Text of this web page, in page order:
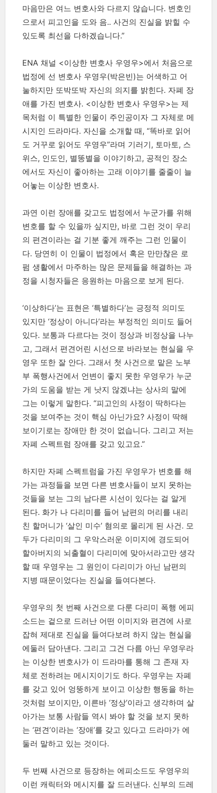
마음만은 여느 변호사와 다르지 않습니다. 변호인
으로서 피고인을 도와 음.. 사건의 진실을 밝힐 수
있도록 최선을 다하겠습니다.”
ENA 채널 <이상한 변호사 우영우>에서 처음으로
법정에 선 변호사 우영우(박은빈)는 어색하고 어
눌하지만 또박또박 자신의 의지를 밝힌다. 자폐 장
애를 가진 변호사. <이상한 변호사 우영우>는 제
목처럼 이 특별한 인물이 주인공이자 그 자체로 메
시지인 드라마다. 자신을 소개할 때, “똑바로 읽어
도 거꾸로 읽어도 우영우”라며 기러기, 토마토, 스
위스, 인도인, 별똥별을 이야기하고, 공적인 장소
에서도 자신이 좋아하는 고래 이야기를 줄줄이 늘
어놓는 이상한 변호사.
과연 이런 장애를 갖고도 법정에서 누군가를 위해
변호를 할 수 있을까 싶지만, 바로 그런 것이 우리
의 편견이라는 걸 기분 좋게 깨주는 그런 인물이
다. 당연히 이 인물이 법정에서 혹은 만만찮은 로
펌 생활에서 마주하는 많은 문제들을 해결하는 과
정을 시청자들은 응원하는 마음으로 보게 된다.
‘이상하다’는 표현은 ‘특별하다’는 긍정적 의미도
있지만 ‘정상이 아니다’라는 부정적인 의미도 들어
있다. 보통과 다르다는 것이 정상과 비정상을 나누
고, 그래서 편견어린 시선으로 바라보는 현실을 우
영우 또한 잘 안다. 그래서 첫 사건으로 맡은 노부
부 폭행사건에서 언변이 좋지 못한 우영우가 누군
가의 도움을 받는 게 낫지 않겠냐는 상사의 말에
그는 이렇게 말한다. “피고인의 사정이 딱하다는
것을 보여주는 것이 핵심 아닌가요? 사정이 딱해
보이기로는 장애만 한 것이 없습니다. 그리고 저는
자폐 스펙트럼 장애를 갖고 있고요.”
하지만 자폐 스펙트럼을 가진 우영우가 변호를 해
가는 과정들을 보면 다른 변호사들이 보지 못하는
것들을 보는 그의 남다른 시선이 있다는 걸 알게
된다. 화가 나 다리미를 들어 남편의 머리를 내리
친 할머니가 ‘살인 미수’ 혐의로 몰리게 된 사건. 모
두가 다리미의 그 우악스러운 이미지에 경도되어
할아버지의 뇌출혈이 다리미에 맞아서라고만 생각
할 때 우영우는 그 원인이 다리미가 아닌 남편의
지병 때문이었다는 진실을 들여다본다.
우영우의 첫 번째 사건으로 다룬 다리미 폭행 에피
소드는 겉으로 드러난 어떤 이미지와 편견에 사로
잡혀 제대로 진실을 들여다보려 하지 않는 현실을
에둘러 담아낸다. 그리고 그건 다름 아닌 우영우라
는 이상한 변호사가 이 드라마를 통해 그 존재 자
체로 전하려는 메시지이기도 하다. 우영우는 자폐
를 갖고 있어 엉뚱하게 보이고 이상한 행동을 하는
것처럼 보이지만, 이른바 ‘정상’이라고 생각하며 살
아가는 보통 사람들 역시 봐야 할 것을 보지 못하
는 ‘편견’이라는 ‘장애’를 갖고 있다고 드라마가 에
둘러 말하고 있는 것이다.
두 번째 사건으로 등장하는 에피소드도 우영우의
이런 캐릭터와 메시지를 잘 드러낸다. 신부의 드레